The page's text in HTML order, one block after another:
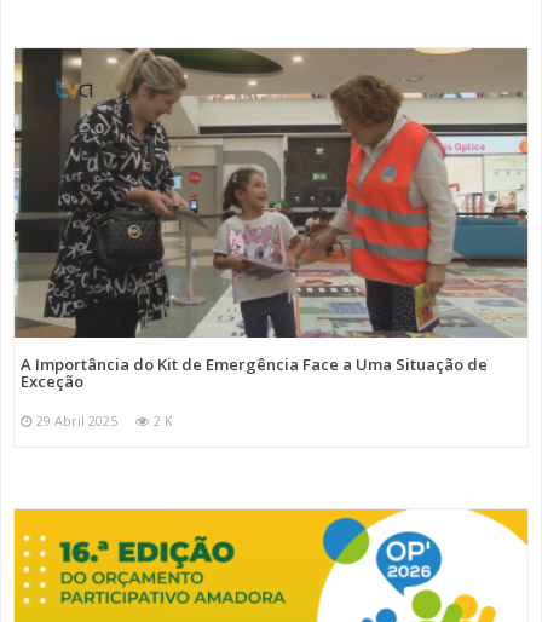
A Importância do Kit de Emergência Face a Uma Situação de
Exceção
29 Abril 2025 2 K